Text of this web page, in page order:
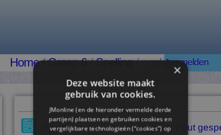
Home/Groep 6/Spelling/ ngnkAanmelden
ng en nk
Fout
×
Deze website maakt
gebruik van cookies.
JMonline (en de hieronder vermelde derde
partijen) plaatsen en gebruiken cookies en
vergelijkbare technologieën (“cookies”) op